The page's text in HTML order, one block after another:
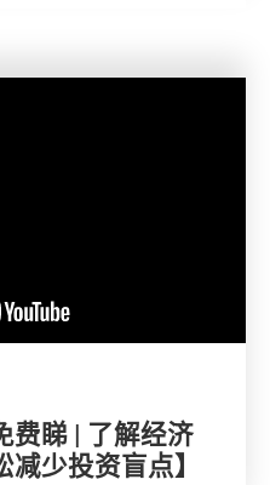
费睇 | 了解经济
少投资盲点】